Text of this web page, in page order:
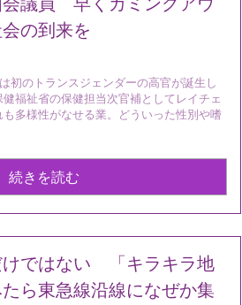
の到来を
初のトランスジェンダーの高官が誕生し
福祉省の保健担当次官補としてレイチェ
多様性がなせる業。どういった性別や嗜
続きを読む
けではない 「キラキラ地
ら東急線沿線になぜか集